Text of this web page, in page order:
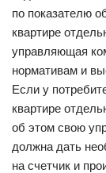
по показателю
квартире
управляющая
нормативам и
Если у
квартире
об этом свою
должна дать
на счетчик и